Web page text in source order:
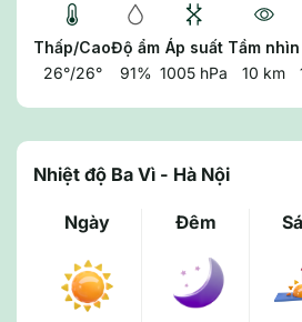
Thấp/Cao
26°/26°
Độ ẩm
91%
Áp suất
1005 hPa
Tầm nhìn
10 km
Nhiệt độ Ba Vì - Hà Nội
Ngày Đêm